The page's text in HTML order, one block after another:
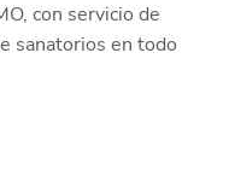
con servicio de
sanatorios en todo